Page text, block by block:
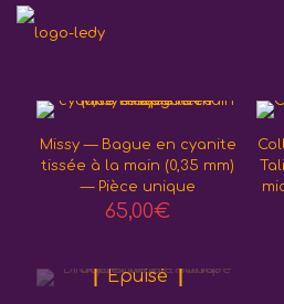
Missy — Bague en cyanite
tissée à la main (0,35 mm)
— Pièce unique
65,00€
Epuisé